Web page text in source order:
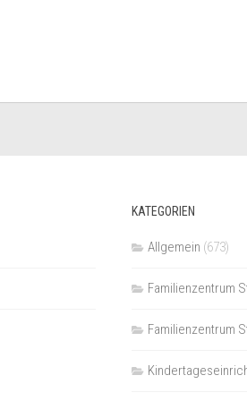
KATEGORIEN
Allgemein (673)
Familienzentrum
Familienzentrum